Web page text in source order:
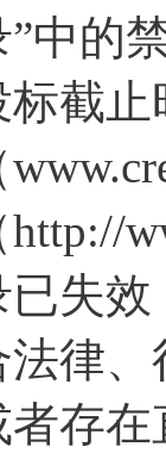
”中的
标截止
http://
已失效
法律、
者存在